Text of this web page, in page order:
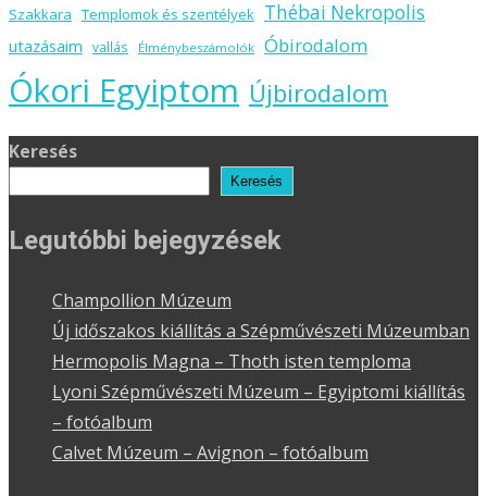
Szakkara Templomok és szentélyek Thébai Nekropolis
utazásaim vallás Élménybeszámolók Óbirodalom
Ókori Egyiptom Újbirodalom
Keresés
Keresés
Legutóbbi bejegyzések
Champollion Múzeum
Új időszakos kiállítás a Szépművészeti Múzeumban
Hermopolis Magna – Thoth isten temploma
Lyoni Szépművészeti Múzeum – Egyiptomi kiállítás
– fotóalbum
Calvet Múzeum – Avignon – fotóalbum